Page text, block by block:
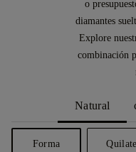
o
diamantes
Explore
combinación
Natural
Forma Quilate